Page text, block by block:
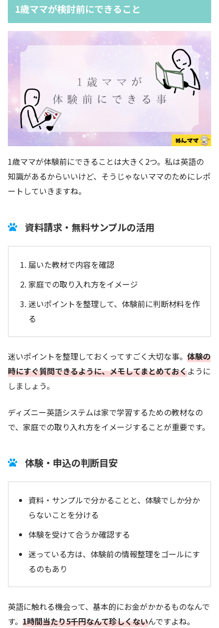
1歳ママが検討前にできること
1歳ママが体験前にできることは大きく2つ。私は英語の
知識があるからいいけど、そうじゃないママのためにレポ
ートしていきますね。
資料請求・無料サンプルの活用
届いた教材で内容を確認
家庭での取り入れ方をイメージ
迷いポイントを整理して、体験前に判断材料を作
る
迷いポイントを整理しておくってすごく大切な事。 体験の
時にすぐ質問できるように、メモしてまとめておくように
しましょう。
ディズニー英語システムは家で学習するための教材なの
で、家庭での取り入れ方をイメージすることが重要です。
体験・申込の判断目安
資料・サンプルで分かることと、体験でしか分か
らないことを分ける
体験を受けて合うか確認する
迷っている方は、体験前の情報整理をゴールにす
るのもあり
英語に触れる機会って、基本的にお金がかかるものなんで
す。 1時間当たり5千円なんて珍しくないんですよね。